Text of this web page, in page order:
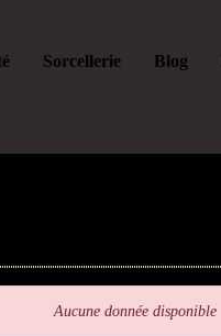
Sorcellerie Blog
Aucune donnée disponible